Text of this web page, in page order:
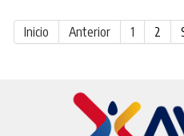
Inicio Anterior 1 2